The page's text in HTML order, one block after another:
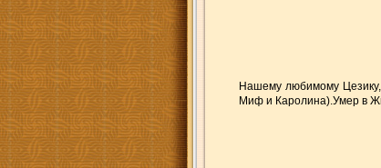
Нашему любимому
Миф и Каролина).Умер в